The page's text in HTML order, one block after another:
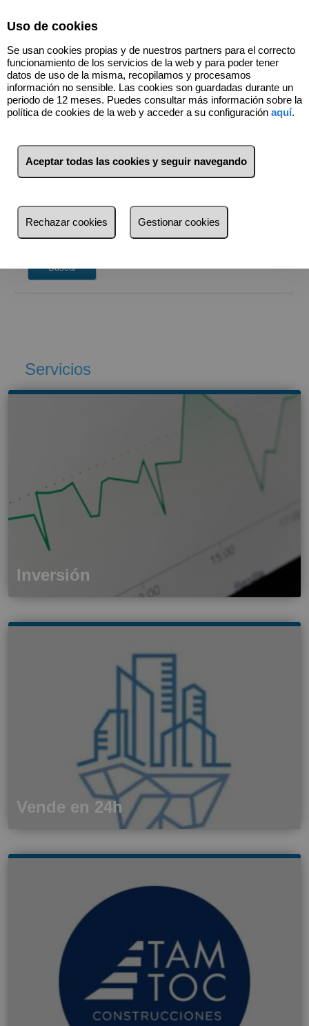
660169477
Venta Alquiler
Provincia
Buscar
Servicios
Inversión
Vende en 24h
Uso de cookies
Se usan cookies propias y de nuestros partners para el correcto
funcionamiento de los servicios de la web y para poder tener
datos de uso de la misma, recopilamos y procesamos
información no sensible. Las cookies son guardadas durante un
periodo de 12 meses. Puedes consultar más información sobre la
política de cookies de la web y acceder a su configuración aquí.
Aceptar todas las cookies y seguir navegando
Rechazar cookies Gestionar cookies